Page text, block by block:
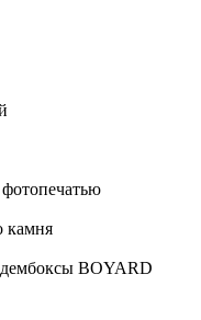
камня
BOYARD